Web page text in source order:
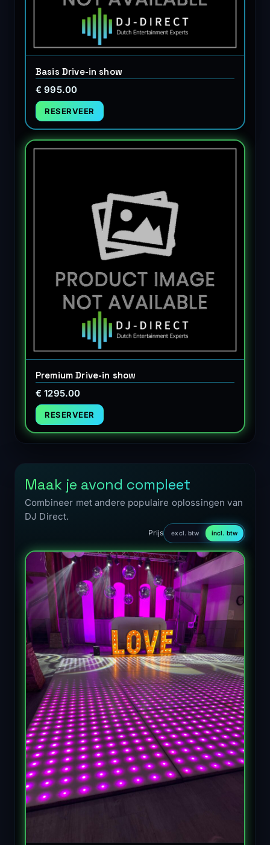
Basis Drive-in show
€ 995.00
RESERVEER
Premium Drive-in show
€ 1295.00
RESERVEER
Maak je avond compleet
Combineer met andere populaire oplossingen van
DJ Direct.
Prijs excl. btw incl. btw